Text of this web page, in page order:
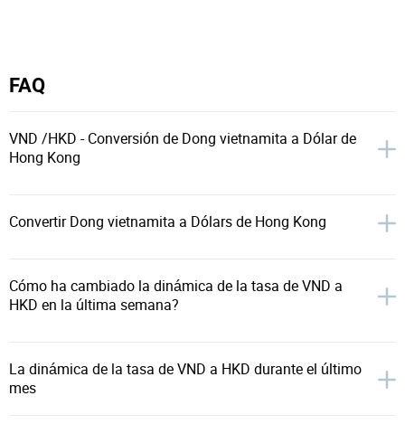
FAQ
VND /HKD - Conversión de Dong vietnamita a Dólar de
Hong Kong
Convertir Dong vietnamita a Dólars de Hong Kong
Cómo ha cambiado la dinámica de la tasa de VND a
HKD en la última semana?
La dinámica de la tasa de VND a HKD durante el último
mes